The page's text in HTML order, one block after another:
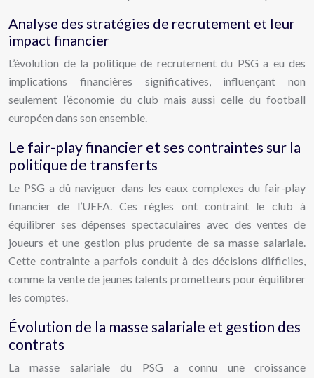
Analyse des stratégies de recrutement et leur
impact financier
L’évolution de la politique de recrutement du PSG a eu des
implications financières significatives, influençant non
seulement l’économie du club mais aussi celle du football
européen dans son ensemble.
Le fair-play financier et ses contraintes sur la
politique de transferts
Le PSG a dû naviguer dans les eaux complexes du fair-play
financier de l’UEFA. Ces règles ont contraint le club à
équilibrer ses dépenses spectaculaires avec des ventes de
joueurs et une gestion plus prudente de sa masse salariale.
Cette contrainte a parfois conduit à des décisions difficiles,
comme la vente de jeunes talents prometteurs pour équilibrer
les comptes.
Évolution de la masse salariale et gestion des
contrats
La masse salariale du PSG a connu une croissance